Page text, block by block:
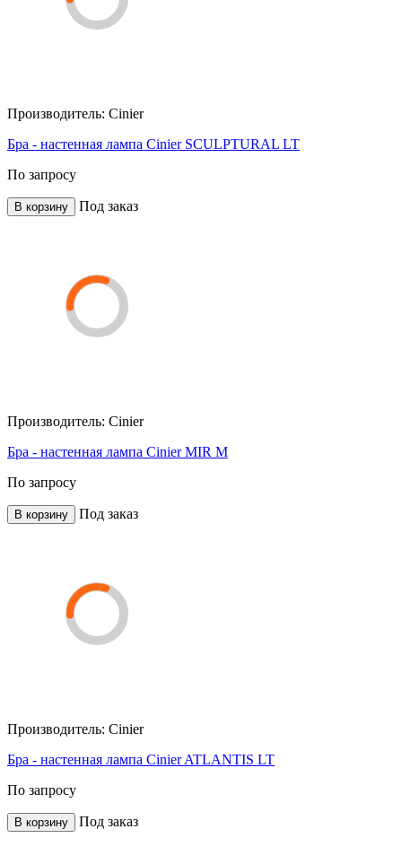
Производитель: Cinier
Бра - настенная лампа Cinier SCULPTURAL LT
По запросу
В корзину Под заказ
Производитель: Cinier
Бра - настенная лампа Cinier MIR M
По запросу
В корзину Под заказ
Производитель: Cinier
Бра - настенная лампа Cinier ATLANTIS LT
По запросу
В корзину Под заказ